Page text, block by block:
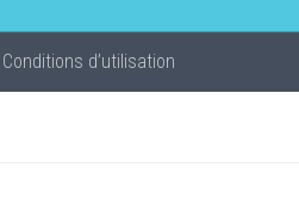
Conditions d’utilisation